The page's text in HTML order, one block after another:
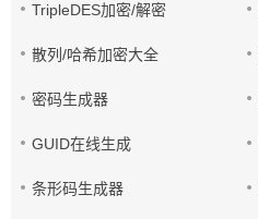
TripleDES加密/解密
散列/哈希加密大全
密码生成器
GUID在线生成
条形码生成器